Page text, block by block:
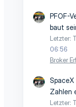
PFOF-
baut
Letzter:
06:56
Broker
Zahlen
Letzter: